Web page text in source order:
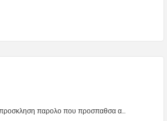
προσκληση παρολο που προσπαθσα α...